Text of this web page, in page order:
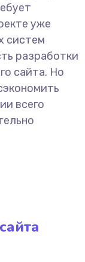
уже
систем
разработки
сайта. Но
всего